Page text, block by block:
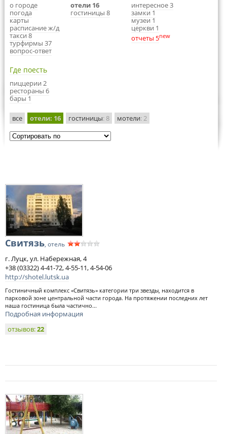
о городе
погода
карты
расписание ж/д
такси 8
турфирмы 37
вопрос-ответ
отели 16
гостиницы 8
интересное 3
замки 1
музеи 1
церкви 1
отчеты 5new
Где поесть
пиццерии 2
рестораны 6
бары 1
все отели: 16 гостиницы: 8 мотели: 2
Свитязь, отель
г. Луцк, ул. Набережная, 4
+38 (03322) 4-41-72, 4-55-11, 4-54-06
http://shotel.lutsk.ua
Гостиничный комплекс «Свитязь» категории три звезды, находится в
парковой зоне центральной части города. На протяжении последних лет
наша гостиница была частично...
Подробная информация
отзывов:22